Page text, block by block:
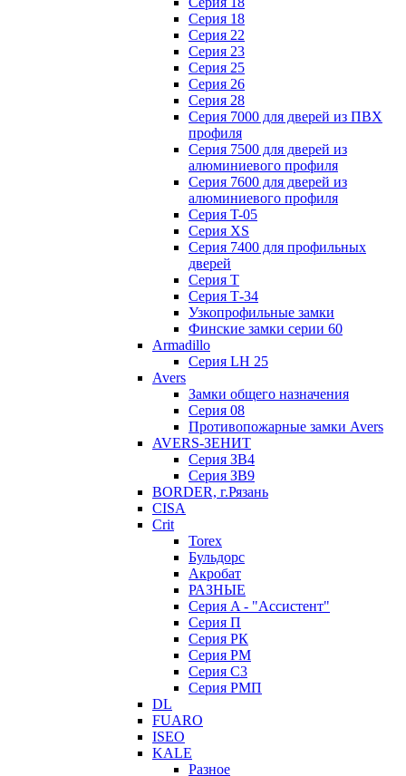
Серия 18
Серия 22
Серия 23
Серия 25
Серия 26
Серия 28
Серия 7000 для дверей из ПВХ
профиля
Серия 7500 для дверей из
алюминиевого профиля
Серия 7600 для дверей из
алюминиевого профиля
Серия T-05
Серия XS
Серия 7400 для профильных
дверей
Серия Т
Серия Т-34
Узкопрофильные замки
Финские замки серии 60
Armadillo
Серия LH 25
Avers
Замки общего назначения
Серия 08
Противопожарные замки Avers
AVERS-ЗЕНИТ
Серия ЗВ4
Серия ЗВ9
BORDER, г.Рязань
CISA
Crit
Torex
Бульдорс
Акробат
РАЗНЫЕ
Серия A - "Ассистент"
Серия П
Серия РК
Серия РМ
Серия С3
Серия РМП
DL
FUARO
ISEO
KALE
Разное